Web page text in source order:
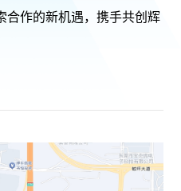
合作的新机遇，携手共创辉